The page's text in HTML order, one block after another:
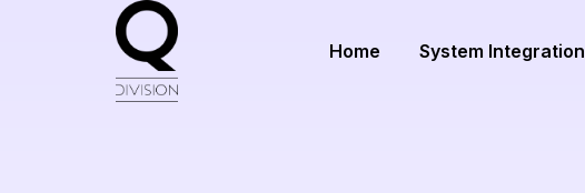
Home System Integration